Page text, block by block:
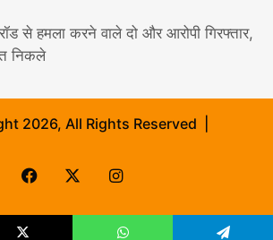
से हमला करने वाले दो और आरोपी गिरफ्तार,
निकले
2026, All Rights Reserved |
Facebook Instagram